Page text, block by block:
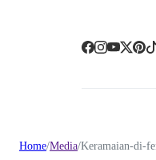
Home/Media/Keramaian-di-